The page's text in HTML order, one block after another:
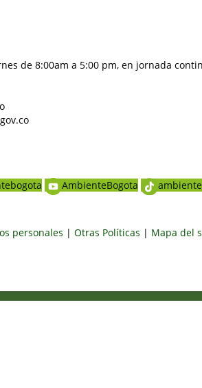
de 8:00am a 5:00 pm, en jornada
AmbienteBogota
personales | Otras Políticas | Mapa del